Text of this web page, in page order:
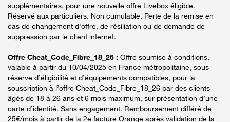
supplémentaires, pour une nouvelle offre Livebox éligible.
Réservé aux particuliers. Non cumulable. Perte de la remise en
cas de changement d'offre, de résiliation ou de demande de
suppression par le client internet.
Offre Cheat_Code_Fibre_18_26 : Offre soumise à conditions,
valable à partir du 10/04/2025 en France métropolitaine, sous
réserve d’éligibilité et d’équipements compatibles, pour la
souscription à l’offre Cheat_Code_Fibre_18_26 par des clients
âgés de 18 à 26 ans et 6 mois maximum, sur présentation d’une
carte d’identité. Sans engagement. Remboursement différé de
25€/mois à partir de la 2e facture Orange après validation de la